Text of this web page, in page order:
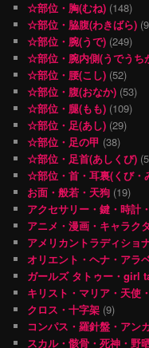
☆部位・胸(むね) (148)
☆部位・脇腹(わきばら)
☆部位・腕(うで) (249)
☆部位・腕内側(うでうち
☆部位・腰(こし) (52)
☆部位・腹(おなか) (53)
☆部位・腿(もも) (109)
☆部位・足(あし) (29)
☆部位・足の甲 (38)
☆部位・足首(あしくび)
☆部位・首・耳裏(くび・
お面・般若・天狗 (19)
アクセサリー・鍵・時計
アニメ・漫画・キャラク
アメリカントラディショ
オリエント・ヘナ・アラ
ガールズ タトゥー・girl
キリスト・マリア・天使
クロス・十字架 (9)
コンパス・羅針盤・アン
スカル・骸骨・死神・野